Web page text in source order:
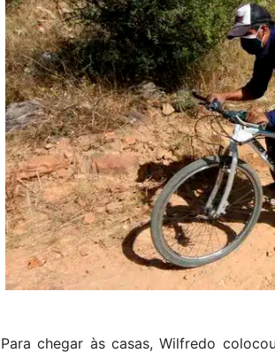
Para chegar às casas, Wilfredo